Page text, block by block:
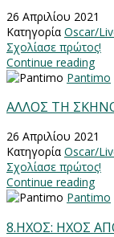
26 Απριλίου 2021
Κατηγορία Oscar/
Σχολίασε πρώτος!
Continue reading
Pantimo
ΑΛΛΟΣ ΤΗ
26 Απριλίου 2021
Κατηγορία Oscar/
Σχολίασε πρώτος!
Continue reading
Pantimo
8.HXOΣ: ΗΧΟΣ